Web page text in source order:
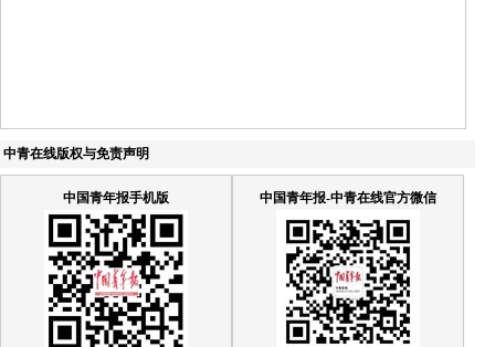
中青在线版权与免责声明
中国青年报手机版 中国青年报-中青在线官方微信